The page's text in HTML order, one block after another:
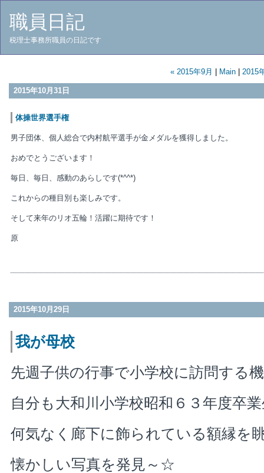
職員日記
税理士事務所職員の日記です
« 2015年9月 Main 2015
2015年10月31日
体操世界選手権
男子団体、個人総合で内村航平選手が金メダルを獲得しました。
おめでとうございます！
毎日、毎日、感動のあらしです(*^^*)
これからの種目別も楽しみです。
そして来年のリオ五輪！活躍に期待です！
原
2015年10月29日
我が母校
先週子供の行事で小学校に訪問する
自分も大和川小学校昭和６３年度卒
何気なく廊下に飾られている額縁を
懐かしい写真を発見～☆